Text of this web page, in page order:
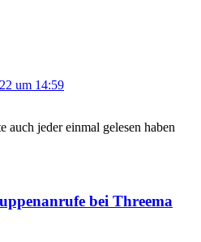
um 14:59
auch jeder einmal gelesen haben
bei Threema